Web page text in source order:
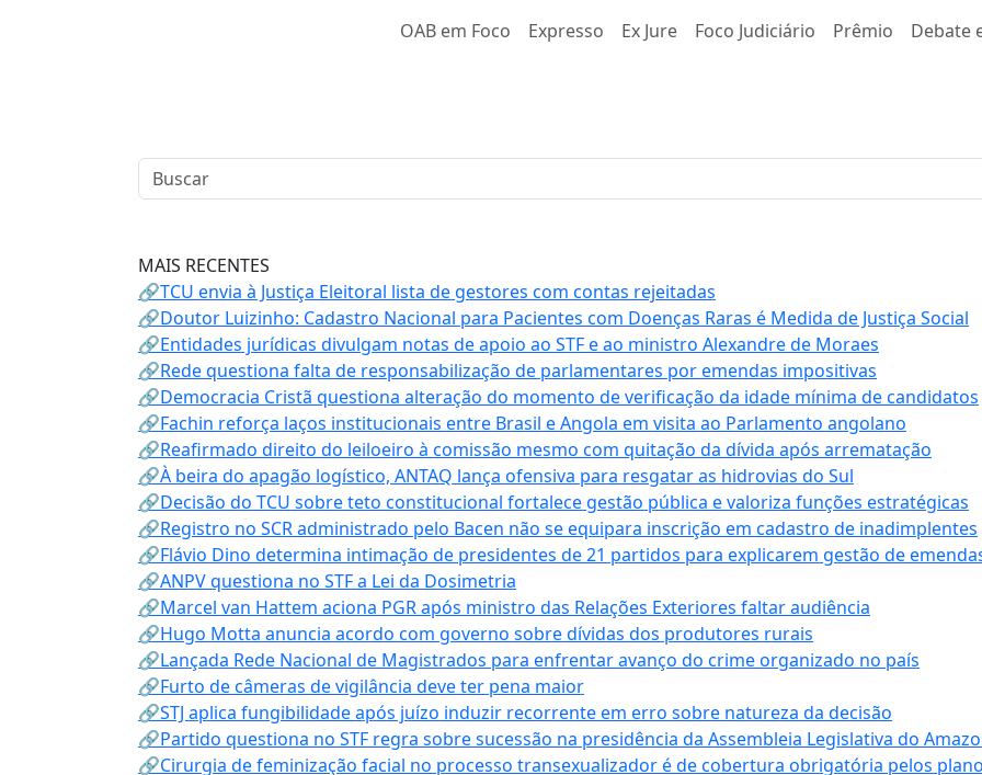
OAB em Foco Expresso Ex Jure Foco Judiciário Prêmio Debate
MAIS RECENTES
🔗TCU envia à Justiça Eleitoral lista de gestores com contas rejeitadas
🔗Doutor Luizinho: Cadastro Nacional para Pacientes com Doenças Raras é Medida de Justiça Social
🔗Entidades jurídicas divulgam notas de apoio ao STF e ao ministro Alexandre de Moraes
🔗Rede questiona falta de responsabilização de parlamentares por emendas impositivas
🔗Democracia Cristã questiona alteração do momento de verificação da idade mínima de candidatos
🔗Fachin reforça laços institucionais entre Brasil e Angola em visita ao Parlamento angolano
🔗Reafirmado direito do leiloeiro à comissão mesmo com quitação da dívida após arrematação
🔗À beira do apagão logístico, ANTAQ lança ofensiva para resgatar as hidrovias do Sul
🔗Decisão do TCU sobre teto constitucional fortalece gestão pública e valoriza funções estratégicas
🔗Registro no SCR administrado pelo Bacen não se equipara inscrição em cadastro de inadimplentes
🔗Flávio Dino determina intimação de presidentes de 21 partidos para explicarem gestão de
🔗ANPV questiona no STF a Lei da Dosimetria
🔗Marcel van Hattem aciona PGR após ministro das Relações Exteriores faltar audiência
🔗Hugo Motta anuncia acordo com governo sobre dívidas dos produtores rurais
🔗Lançada Rede Nacional de Magistrados para enfrentar avanço do crime organizado no país
🔗Furto de câmeras de vigilância deve ter pena maior
🔗STJ aplica fungibilidade após juízo induzir recorrente em erro sobre natureza da decisão
🔗Partido questiona no STF regra sobre sucessão na presidência da Assembleia Legislativa do
🔗Cirurgia de feminização facial no processo transexualizador é de cobertura obrigatória pelos